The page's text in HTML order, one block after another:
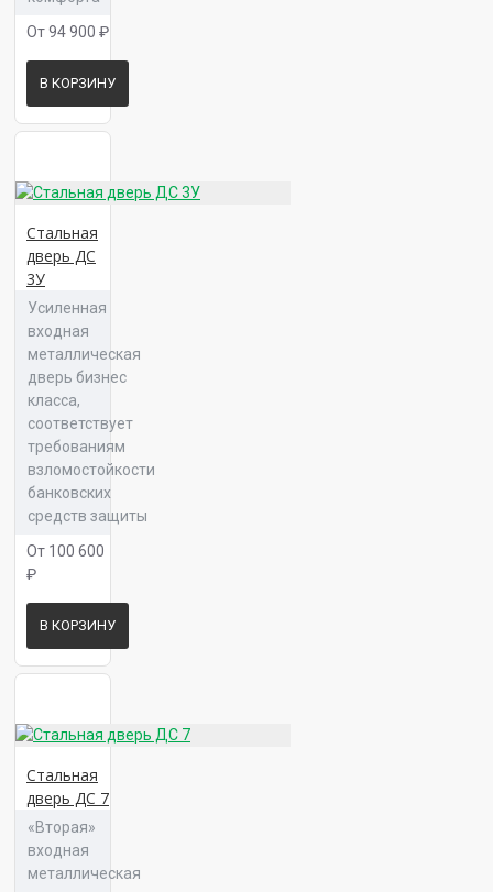
Панель 16 Сплайн К 03
Панель 16 Сплайн Л 01
Панель 16 Сплайн Л 04
От 94 900 ₽
В КОРЗИНУ
Стальная
дверь ДС
3У
Усиленная
входная
металлическая
дверь бизнес
класса,
соответствует
требованиям
взломостойкости
банковских
средств защиты
От 100 600
₽
В КОРЗИНУ
Стальная
дверь ДС 7
«Вторая»
входная
металлическая